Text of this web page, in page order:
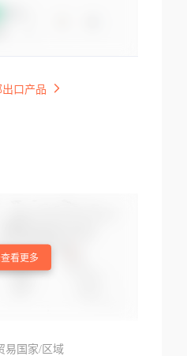
口产品
看更多
易国家/区域